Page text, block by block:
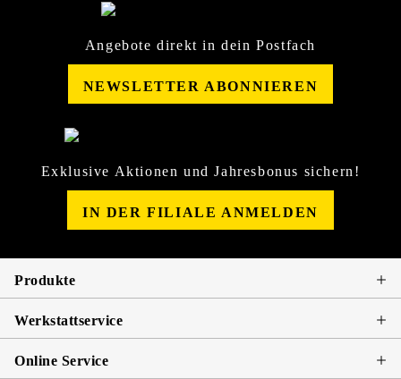
Angebote direkt in dein Postfach
NEWSLETTER ABONNIEREN
Exklusive Aktionen und Jahresbonus sichern!
IN DER FILIALE ANMELDEN
Produkte
Werkstattservice
Online Service